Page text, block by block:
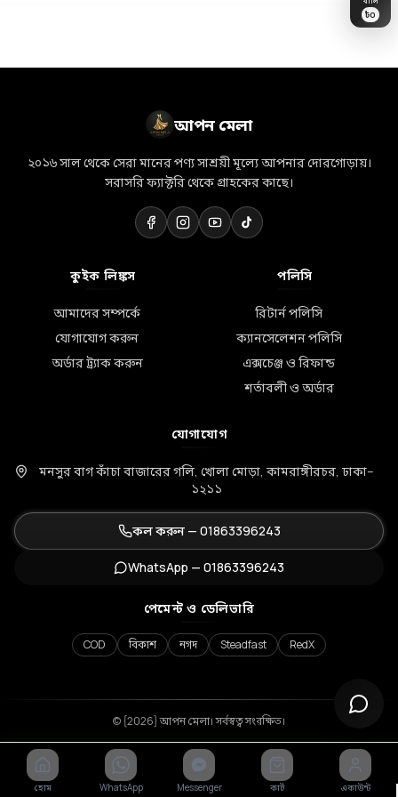
🎁
🏷️
💐
আপন মেলা
২০১৬ সাল থেকে সেরা মানের পণ্য সাশ্রয়ী মূল্যে আপনার দোরগোড়ায়।
সরাসরি ফ্যাক্টরি থেকে গ্রাহকের কাছে।
কুইক লিঙ্কস
আমাদের সম্পর্কে
যোগাযোগ করুন
অর্ডার ট্র্যাক করুন
পলিসি
রিটার্ন পলিসি
ক্যানসেলেশন পলিসি
এক্সচেঞ্জ ও রিফান্ড
শর্তাবলী ও অর্ডার
যোগাযোগ
মনসুর বাগ কাঁচা বাজারের গলি, খোলা মোড়া, কামরাঙ্গীরচর, ঢাকা–
১২১১
কল করুন — 01863396243
WhatsApp — 01863396243
পেমেন্ট ও ডেলিভারি
COD বিকাশ নগদ Steadfast RedX
© {2026} আপন মেলা। সর্বস্বত্ব সংরক্ষিত।
হোম WhatsApp Messenger কার্ট একাউন্ট
৳0